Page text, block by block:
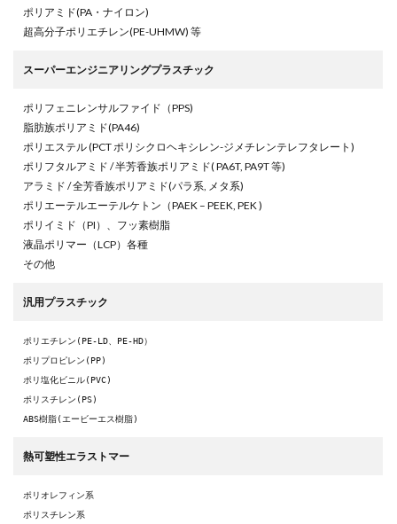
ポリアミド(PA・ナイロン)
超高分子ポリエチレン(PE-UHMW) 等
スーパーエンジニアリングプラスチック
ポリフェニレンサルファイド（PPS)
脂肪族ポリアミド(PA46)
ポリエステル (PCT ポリシクロヘキシレン-ジメチレンテレフタレート)
ポリフタルアミド / 半芳香族ポリアミド( PA6T, PA9T 等)
アラミド / 全芳香族ポリアミド(パラ系, メタ系)
ポリエーテルエーテルケトン（PAEK – PEEK, PEK )
ポリイミド（PI）、フッ素樹脂
液晶ポリマー（LCP）各種
その他
汎用プラスチック
ポリエチレン(PE-LD、PE-HD）
ポリプロピレン(PP)
ポリ塩化ビニル(PVC)
ポリスチレン(PS)
ABS樹脂(エービーエス樹脂)
熱可塑性エラストマー
ポリオレフィン系
ポリスチレン系